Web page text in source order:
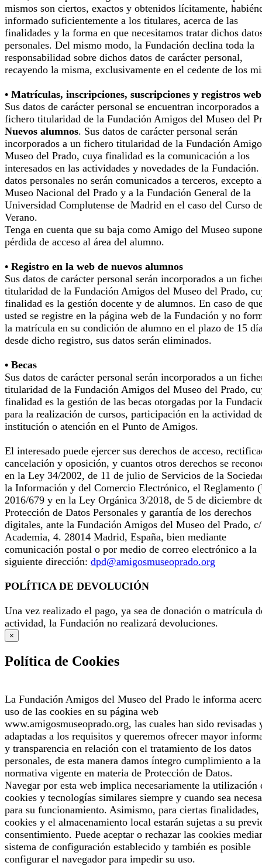
mismos son ciertos, exactos y obtenidos lícitamente,
informado suficientemente a los titulares, acerca de las
finalidades y la forma en que necesitamos tratar dichos
personales. Del mismo modo, la Fundación declina toda la
responsabilidad sobre dichos datos de carácter personal,
recayendo la misma, exclusivamente en el cedente de los
• Matrículas, inscripciones, suscripciones y registros web
Sus datos de carácter personal se encuentran incorporados a
fichero titularidad de la Fundación Amigos del Museo del
Nuevos alumnos. Sus datos de carácter personal serán
incorporados a un fichero titularidad de la Fundación
Museo del Prado, cuya finalidad es la comunicación a los
interesados en las actividades y novedades de la Fundación.
datos personales no serán comunicados a terceros, excepto
Museo Nacional del Prado y a la Fundación General de la
Universidad Complutense de Madrid en el caso del Curso
Verano.
Tenga en cuenta que su baja como Amigo del Museo
pérdida de acceso al área del alumno.
• Registro en la web de nuevos alumnos
Sus datos de carácter personal serán incorporados a un
titularidad de la Fundación Amigos del Museo del Prado,
finalidad es la gestión docente y de alumnos. En caso de
usted se registre en la página web de la Fundación y no
la matrícula en su condición de alumno en el plazo de 15
desde dicho registro, sus datos serán eliminados.
• Becas
Sus datos de carácter personal serán incorporados a un
titularidad de la Fundación Amigos del Museo del Prado,
finalidad es la gestión de las becas otorgadas por la
para la realización de cursos, participación en la actividad
institución o atención en el Punto de Amigos.
El interesado puede ejercer sus derechos de acceso,
cancelación y oposición, y cuantos otros derechos se
en la Ley 34/2002, de 11 de julio de Servicios de la
la Información y del Comercio Electrónico, el Reglamento
2016/679 y en la Ley Orgánica 3/2018, de 5 de diciembre
Protección de Datos Personales y garantía de los derechos
digitales, ante la Fundación Amigos del Museo del Prado,
Academia, 4. 28014 Madrid, España, bien mediante
comunicación postal o por medio de correo electrónico a la
siguiente dirección: dpd@amigosmuseoprado.org
POLÍTICA DE DEVOLUCIÓN
Una vez realizado el pago, ya sea de donación o matrícula
actividad, la Fundación no realizará devoluciones.
×
Política de Cookies
La Fundación Amigos del Museo del Prado le informa
uso de las cookies en su página web
www.amigosmuseoprado.org, las cuales han sido revisadas
adaptadas a los requisitos y queremos ofrecer mayor
y transparencia en relación con el tratamiento de los datos
personales, de esta manera damos íntegro cumplimiento a la
normativa vigente en materia de Protección de Datos.
Navegar por esta web implica necesariamente la utilización
cookies y tecnologías similares siempre y cuando sea
para su funcionamiento. Asimismo, para ciertas finalidades,
cookies y el almacenamiento local estarán sujetas a su
consentimiento. Puede aceptar o rechazar las cookies
sistema de configuración establecido y también es posible
configurar el navegador para impedir su uso.